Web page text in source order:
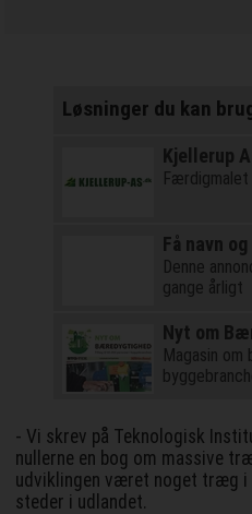
Løsninger du kan
Kjellerup
Få navn
Denne
gange årligt
Nyt om
Magasin
- Vi skrev på Teknologisk
nullerne en bog om massive
udviklingen været noget træg
steder i udlandet.